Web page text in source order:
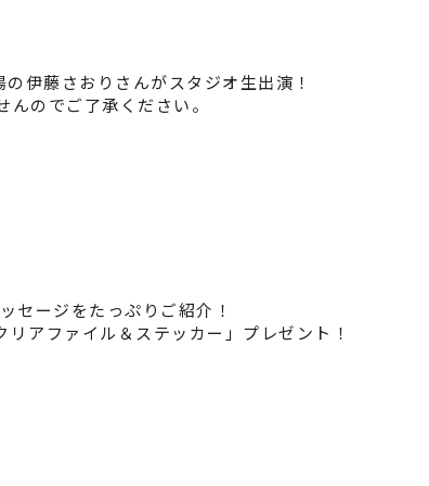
伊藤さおりさんがスタジオ生出演！
のでご了承ください。
ージをたっぷりご紹介！
アファイル＆ステッカー」プレゼント！